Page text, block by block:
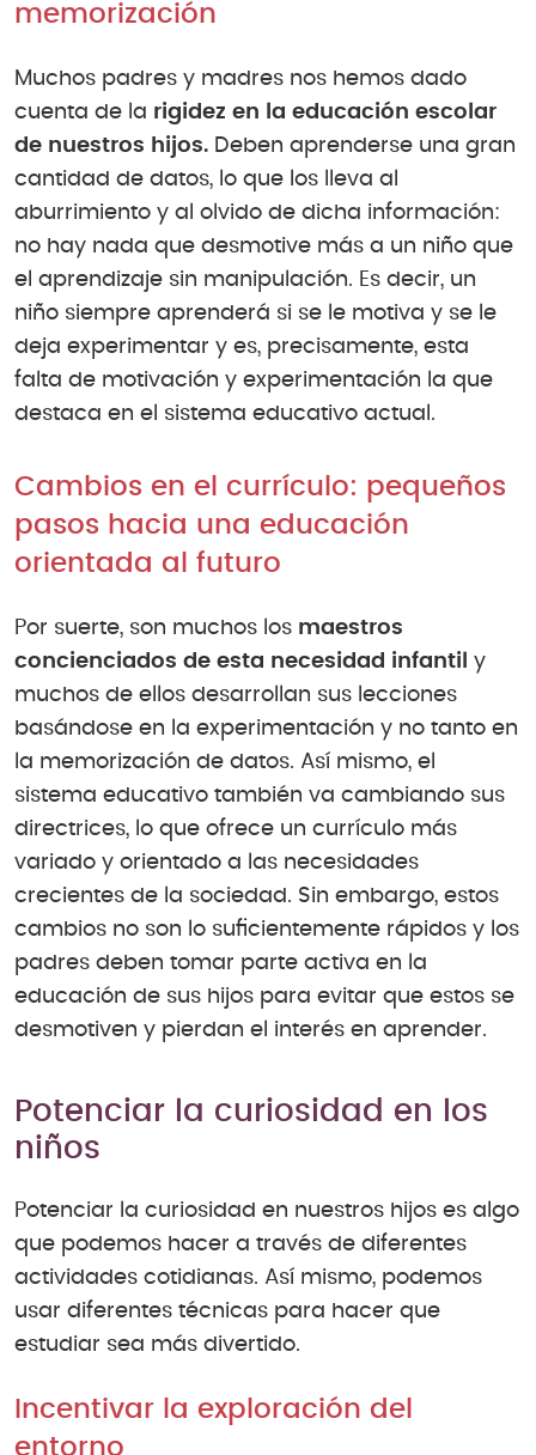
memorización
Muchos padres y madres nos hemos dado
cuenta de la rigidez en la educación escolar
de nuestros hijos. Deben aprenderse una gran
cantidad de datos, lo que los lleva al
aburrimiento y al olvido de dicha información:
no hay nada que desmotive más a un niño que
el aprendizaje sin manipulación. Es decir, un
niño siempre aprenderá si se le motiva y se le
deja experimentar y es, precisamente, esta
falta de motivación y experimentación la que
destaca en el sistema educativo actual.
Cambios en el currículo: pequeños
pasos hacia una educación
orientada al futuro
Por suerte, son muchos los maestros
concienciados de esta necesidad infantil
y
muchos de ellos desarrollan sus lecciones
basándose en la experimentación y no tanto en
la memorización de datos. Así mismo, el
sistema educativo también va cambiando sus
directrices, lo que ofrece un currículo más
variado y orientado a las necesidades
crecientes de la sociedad. Sin embargo, estos
cambios no son lo suficientemente rápidos y los
padres deben tomar parte activa en la
educación de sus hijos para evitar que estos se
desmotiven y pierdan el interés en aprender.
Potenciar la curiosidad en los
niños
Potenciar la curiosidad en nuestros hijos es algo
que podemos hacer a través de diferentes
actividades cotidianas. Así mismo, podemos
usar diferentes técnicas para hacer que
estudiar sea más divertido.
Incentivar la exploración del
entorno